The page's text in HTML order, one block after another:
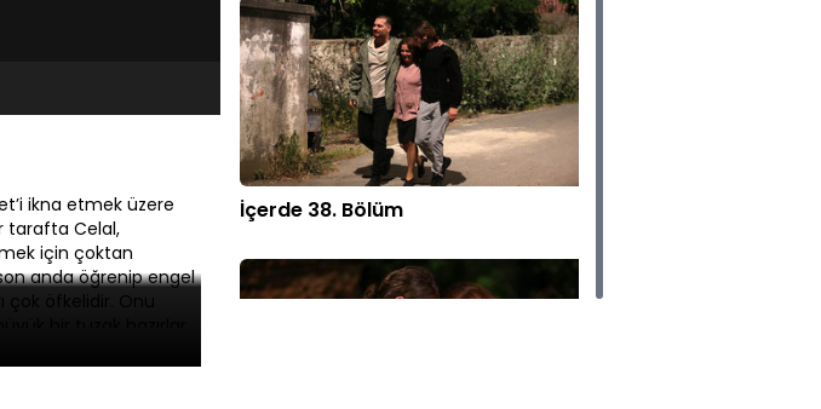
ikna etmek üzere
tarafta Celal,
için çoktan
anda öğrenip engel
çok öfkelidir. Onu
bir tuzak hazırlar.
İçerde 38. Bölüm